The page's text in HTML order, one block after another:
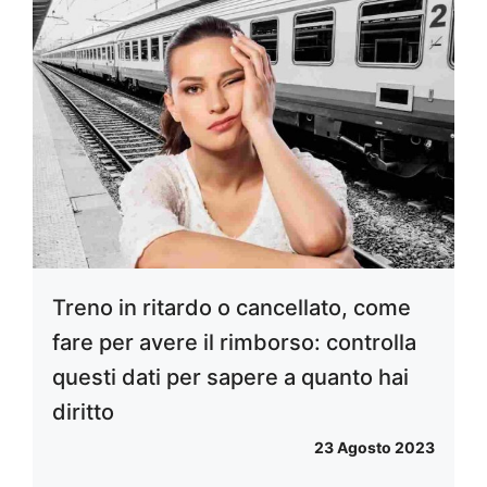
Treno in ritardo o cancellato, come
fare per avere il rimborso: controlla
questi dati per sapere a quanto hai
diritto
23 Agosto 2023